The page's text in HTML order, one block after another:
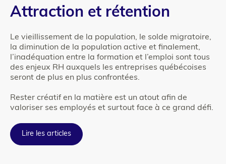
Colonne
2
Texte
Attraction et rétention
Le vieillissement de la population, le solde migratoire,
la diminution de la population active et finalement,
l’inadéquation entre la formation et l’emploi sont tous
des enjeux RH auxquels les entreprises québécoises
seront de plus en plus confrontées.
Rester créatif en la matière est un atout afin de
valoriser ses employés et surtout face à ce grand défi.
Lire les articles